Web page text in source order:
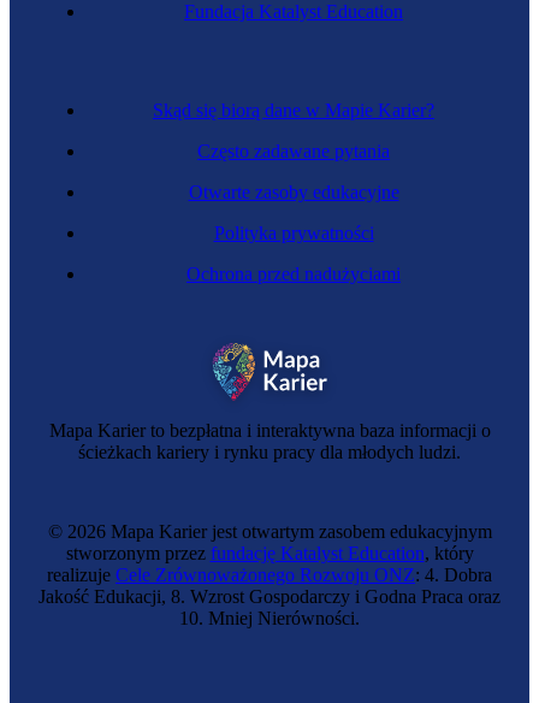
Mapa Karier to bezpłatna i interaktywna baza informacji o
ścieżkach kariery i rynku pracy dla młodych ludzi.
Skąd się biorą dane w Mapie Karier?
Często zadawane pytania
Otwarte zasoby edukacyjne
Polityka prywatności
Ochrona przed nadużyciami
Fundacja Katalyst Education
© 2026 Mapa Karier jest otwartym zasobem edukacyjnym
stworzonym przez fundację Katalyst Education, który
realizuje Cele Zrównoważonego Rozwoju ONZ: 4. Dobra
Jakość Edukacji, 8. Wzrost Gospodarczy i Godna Praca oraz
10. Mniej Nierówności.